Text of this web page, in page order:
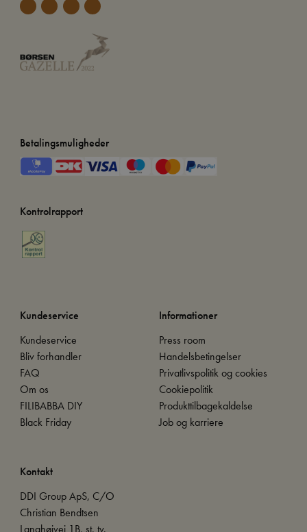
Betalingsmuligheder
Kontrolrapport
Kundeservice
Kundeservice
Bliv forhandler
FAQ
Om os
FILIBABBA DIY
Black Friday
Informationer
Press room
Handelsbetingelser
Privatlivspolitik og cookies
Cookiepolitik
Produkttilbagekaldelse
Job og karriere
Kontakt
DDI Group ApS, C/O
Christian Bendtsen
Langhøjvej 1B, st. tv.